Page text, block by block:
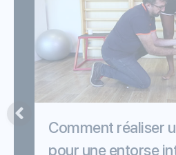
Comment réaliser
pour une entorse